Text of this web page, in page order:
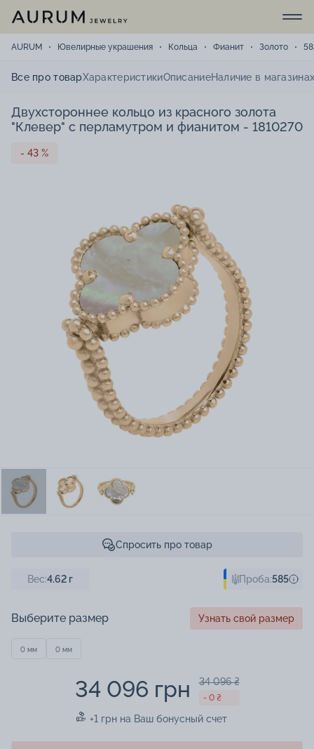
AURUM Ювелирные украшения Кольца Фианит Золото
Все про товарХарактеристикиОписаниеНаличие в
Двухстороннее кольцо из красного золота
"Клевер" с перламутром и фианитом - 1810270
- 43 %
Спросить про товар
Вес:4.62 г Проба:585
Выберите размер Узнать свой размер
0 мм 0 мм
34 096 грн 34 096 ₴
- 0 ₴
+1 грн на Ваш бонусный счет